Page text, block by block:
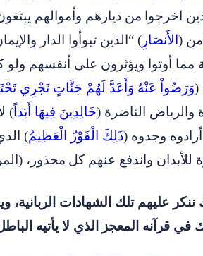
اخرجوا من ديارهم وأموالهم
( الأَنصَارِ ) “الذين تبوأوا الدار
أوتوا ويؤثرون على أنفسهم ولو
(وَرَضُواْ عَنْهُ وَأَعَدَّ لَهُمْ جَنَّاتٍ تَجْرِي
والرياض الناضرة (خَالِدِينَ فِيهَا أَبَداً )
وجدوه (ذَلِكَ الْفَوْزُ الْعَظِيمُ)
واندفع عنهم كل محذور،
عليهم تلك الشهادات الربانية،
في قرآنه المعجز
الذي لا يأتيه